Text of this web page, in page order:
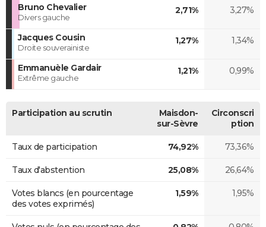
Bruno Chevalier
Divers gauche
2,71% 3,27%
Jacques Cousin
Droite souverainiste
1,27% 1,34%
Emmanuèle Gardair
Extrême gauche
1,21% 0,99%
Participation au scrutin
Maisdon-
sur-Sèvre
Circonscri
ption
Taux de participation 74,92% 73,36%
Taux d'abstention 25,08% 26,64%
Votes blancs (en pourcentage
des votes exprimés)
1,59% 1,95%